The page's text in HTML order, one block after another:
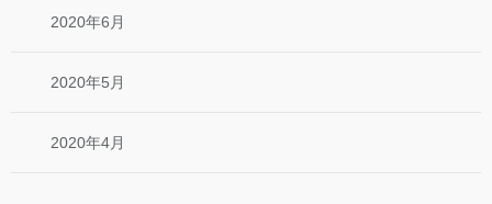
2020年6月
2020年5月
2020年4月